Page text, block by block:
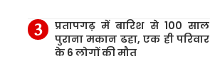
प्रतापगढ़ में बारिश से 100 साल
पुराना मकान ढहा, एक ही परिवार
के 6 लोगों की मौत